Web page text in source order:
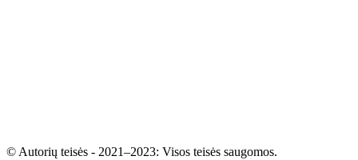
© Autorių teisės - 2021–2023: Visos teisės saugomos.